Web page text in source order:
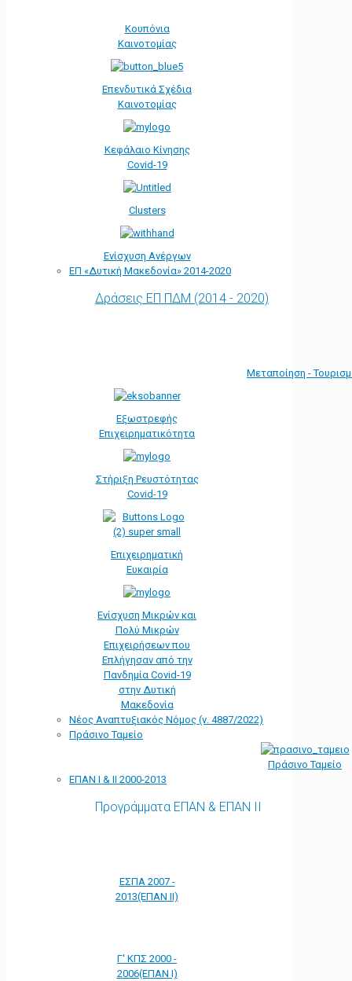
Κουπόνια
Καινοτομίας
Επενδυτικά Σχέδια
Καινοτομίας
Κεφάλαιο Κίνησης
Covid-19
Clusters
Ενίσχυση Ανέργων
ΕΠ «Δυτική Μακεδονία» 2014-2020
Δράσεις ΕΠ ΠΔΜ (2014 - 2020)
Μεταποίηση -
Εξωστρεφής
Επιχειρηματικότητα
Στήριξη Ρευστότητας
Covid-19
Επιχειρηματική
Ευκαιρία
Ενίσχυση Μικρών και
Πολύ Μικρών
Επιχειρήσεων που
Επλήγησαν από την
Πανδημία Covid-19
στην Δυτική
Μακεδονία
Νέος Αναπτυξιακός Νόμος (ν. 4887/2022)
Πράσινο Ταμείο
Πράσινο Ταμείο
ΕΠΑΝ Ι & ΙΙ 2000-2013
Προγράμματα ΕΠΑΝ & ΕΠΑΝ ΙΙ
ΕΣΠΑ 2007 -
2013(ΕΠΑΝ ΙΙ)
Γ' ΚΠΣ 2000 -
2006(ΕΠΑΝ Ι)